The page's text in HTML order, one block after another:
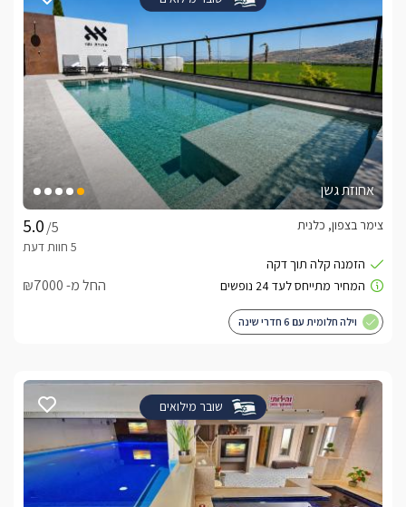
אחוזת גשן
/5
צימר בצפון, כלנית
החל מ- ₪7000
וילה חלומית עם 6 חדרי שינה
שובר מילואים